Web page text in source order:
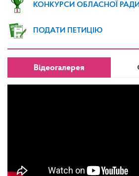
КОНКУРСИ ОБЛАСНОЇ РАДИ
ПОДАТИ ПЕТИЦІЮ
Відеогалерея